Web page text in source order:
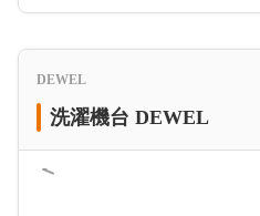
DEWEL
洗濯機台 DEWEL
＜